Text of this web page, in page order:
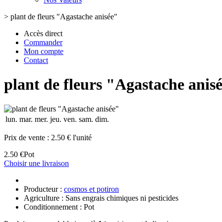
> plant de fleurs "Agastache anisée"
Accès direct
Commander
Mon compte
Contact
plant de fleurs "Agastache
lun. mar. mer. jeu. ven. sam. dim.
Prix de vente : 2.50 € l'unité
2.50 €Pot
Choisir une livraison
Producteur : cosmos et potiron
Agriculture : Sans engrais chimiques ni pesticides
Conditionnement : Pot